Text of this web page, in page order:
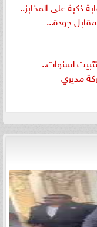
ذكية على المخابز..
مقابل جودة...
لسنوات..
مديري